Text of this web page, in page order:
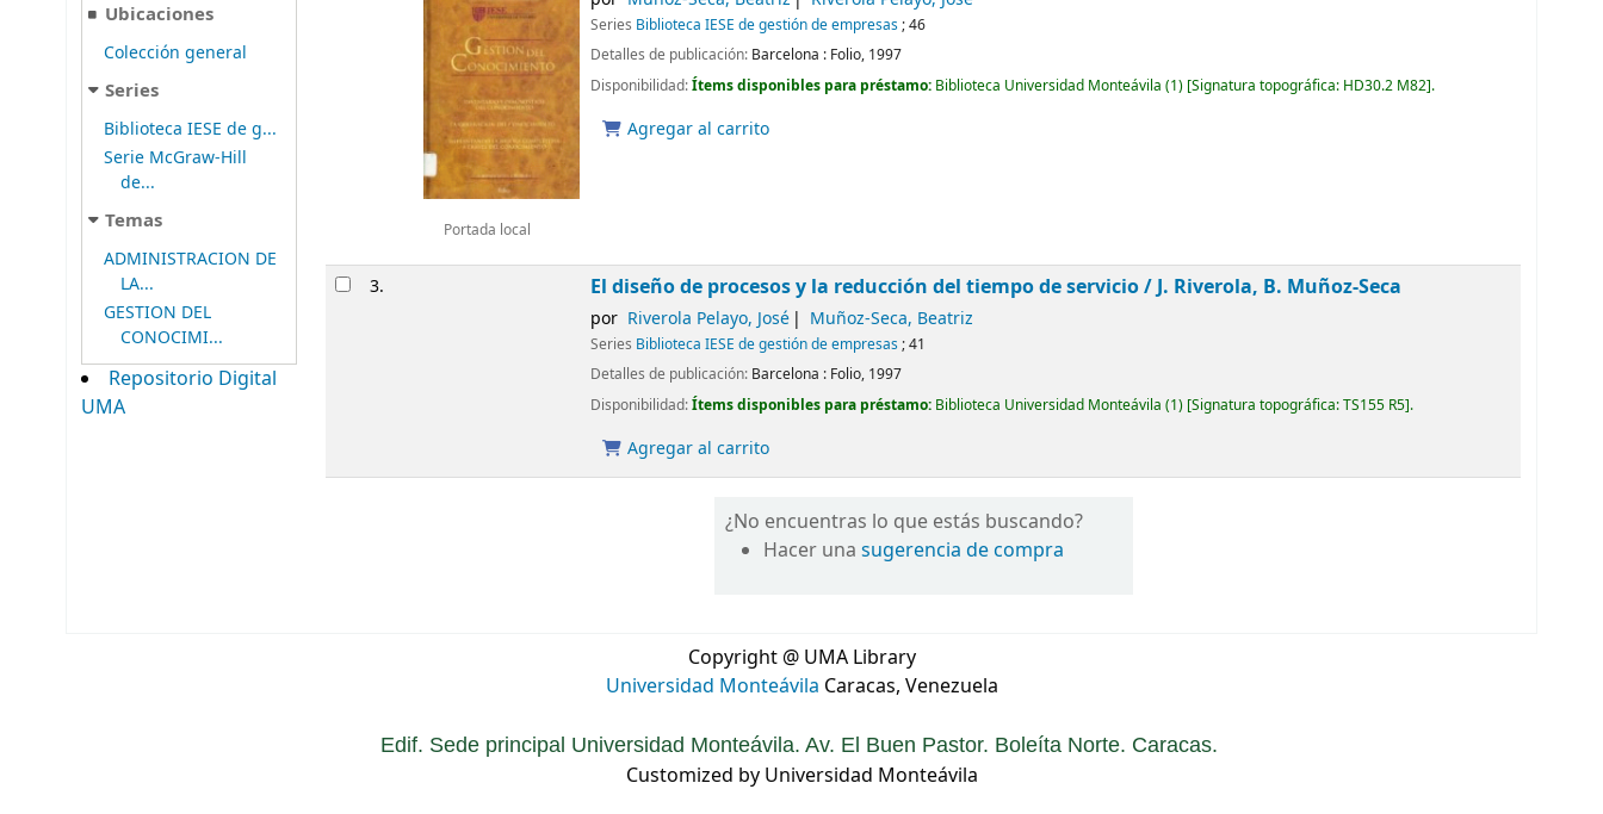
Ubicaciones
Colección general
Series
Biblioteca IESE de g...
Serie McGraw-Hill
de...
Temas
ADMINISTRACION DE
LA...
GESTION DEL
CONOCIMI...
Repositorio Digital
UMA
Portada local
Series Biblioteca IESE de gestión de empresas; 46
Detalles de publicación: Barcelona : Folio, 1997
Disponibilidad:Ítems disponibles para préstamo: Biblioteca Universidad Monteávila (1) Signatura topográfica: HD30.2 M82 .
Agregar al carrito
3. El diseño de procesos y la reducción del tiempo de servicio /J. Riverola, B. Muñoz-Seca
por Riverola Pelayo, José Muñoz-Seca, Beatriz
Series Biblioteca IESE de gestión de empresas; 41
Detalles de publicación: Barcelona : Folio, 1997
Disponibilidad:Ítems disponibles para préstamo: Biblioteca Universidad Monteávila (1) Signatura topográfica:TS155 R5 .
Agregar al carrito
¿No encuentras lo que estás buscando?
Hacer unasugerencia de compra
Copyright @ UMA Library
Universidad Monteávila Caracas, Venezuela
Edif. Sede principal Universidad Monteávila. Av. El Buen Pastor. Boleíta Norte. Caracas.
Customized by Universidad Monteávila